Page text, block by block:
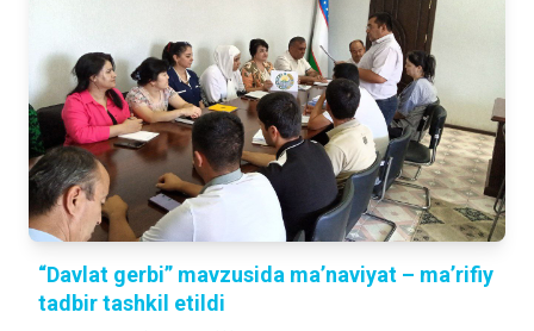
“Davlat gerbi” mavzusida ma’naviyat – ma’rifiy
tadbir tashkil etildi